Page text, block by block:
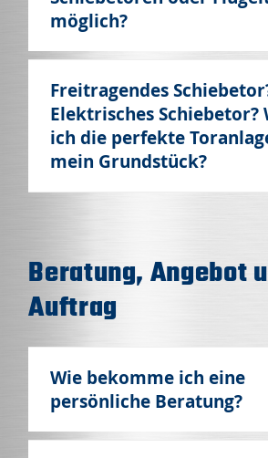
möglich?
Freitragendes
Elektrisches Schiebetor?
ich die perfekte
mein Grundstück?
Beratung, Angebot
Auftrag
Wie bekomme ich eine
persönliche Beratung?